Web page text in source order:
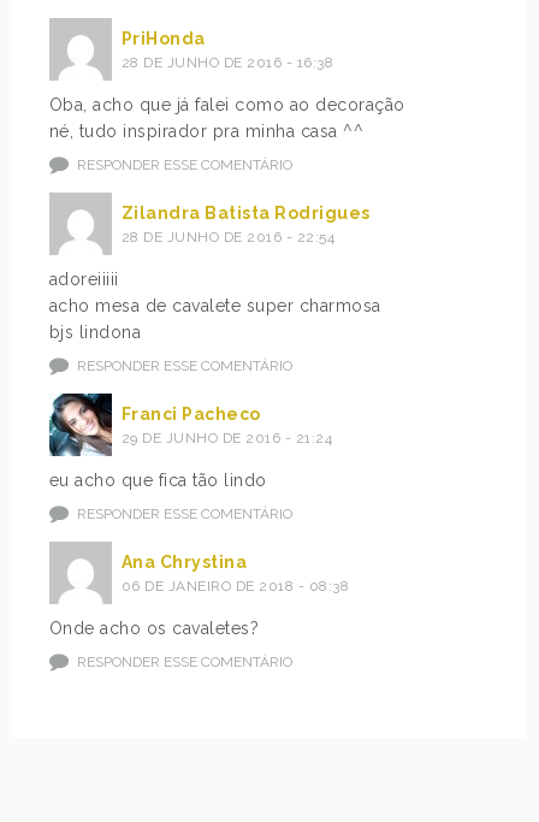
PriHonda
28 DE JUNHO DE 2016 - 16:38
Oba, acho que já falei como ao decoração
né, tudo inspirador pra minha casa ^^
RESPONDER ESSE COMENTÁRIO
Zilandra Batista Rodrigues
28 DE JUNHO DE 2016 - 22:54
adoreiiiii
acho mesa de cavalete super charmosa
bjs lindona
RESPONDER ESSE COMENTÁRIO
Franci Pacheco
29 DE JUNHO DE 2016 - 21:24
eu acho que fica tão lindo
RESPONDER ESSE COMENTÁRIO
Ana Chrystina
06 DE JANEIRO DE 2018 - 08:38
Onde acho os cavaletes?
RESPONDER ESSE COMENTÁRIO